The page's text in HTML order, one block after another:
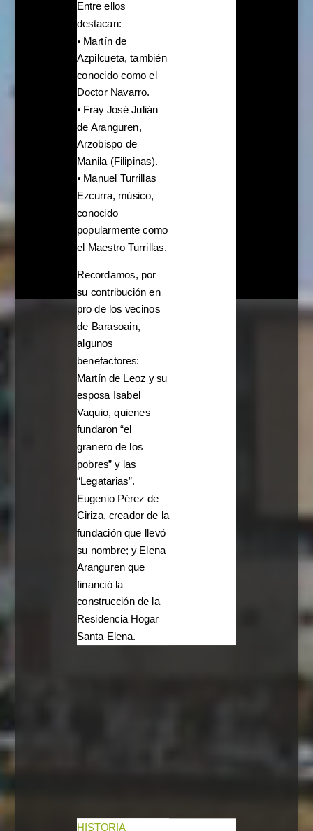
Entre ellos
destacan:
⦁ Martín de
Azpilcueta, también
conocido como el
Doctor Navarro.
⦁ Fray José Julián
de Aranguren,
Arzobispo de
Manila (Filipinas).
⦁ Manuel Turrillas
Ezcurra, músico,
conocido
popularmente como
el Maestro Turrillas.
Recordamos, por
su contribución en
pro de los vecinos
de Barasoain,
algunos
benefactores:
Martín de Leoz y su
esposa Isabel
Vaquio, quienes
fundaron “el
granero de los
pobres” y las
“Legatarias”.
Eugenio Pérez de
Ciriza, creador de la
fundación que llevó
su nombre; y Elena
Aranguren que
financió la
construcción de la
Residencia Hogar
Santa Elena.
HISTORIA